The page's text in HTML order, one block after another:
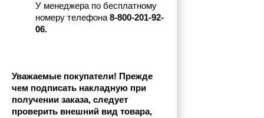
У менеджера по бесплатному
номеру телефона 8-800-201-92-
06.
Уважаемые покупатели! Прежде
чем подписать накладную при
получении заказа, следует
проверить внешний вид товара,